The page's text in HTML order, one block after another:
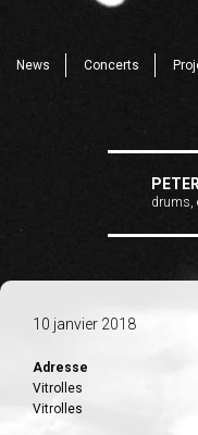
News Concerts
drums,
10 janvier 2018
Adresse
Vitrolles
Vitrolles